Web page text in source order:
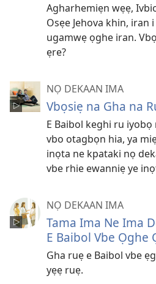
Agharhemiẹn wẹẹ,
Osẹe Jehova khin,
ugamwẹ ọghe iran.
ẹre?
NỌ DEKAAN IMA
Vbọsiẹ na Gha na
E Baibol keghi ru
vbo otagbọn hia, ya
inọta ne kpataki nọ
vbe rhie ewanniẹ ye
NỌ DEKAAN IMA
Tama Ima Ne Ima
E Baibol Vbe Ọghe
Gha ruẹ e Baibol vbe
yẹẹ ruẹ.